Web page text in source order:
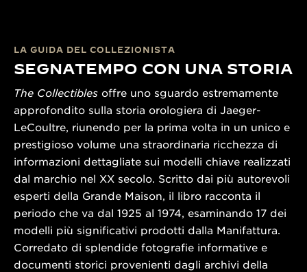
LA GUIDA DEL COLLEZIONISTA
SEGNATEMPO CON UNA STORIA
The Collectibles offre uno sguardo estremamente
approfondito sulla storia orologiera di Jaeger-
LeCoultre, riunendo per la prima volta in un unico e
prestigioso volume una straordinaria ricchezza di
informazioni dettagliate sui modelli chiave realizzati
dal marchio nel XX secolo. Scritto dai più autorevoli
esperti della Grande Maison, il libro racconta il
periodo che va dal 1925 al 1974, esaminando 17 dei
modelli più significativi prodotti dalla Manifattura.
Corredato di splendide fotografie informative e
documenti storici provenienti dagli archivi della